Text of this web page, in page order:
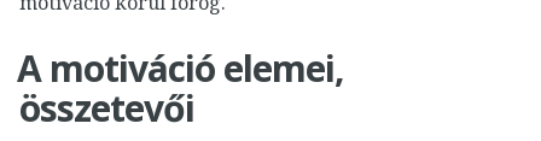
A motiváció elemei,
összetevői